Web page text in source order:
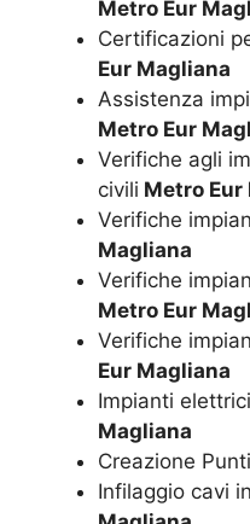
Metro Eur
Certificazioni
Eur Magliana
Assistenza
Metro Eur
Verifiche agli
civili Metro Eur
Verifiche
Magliana
Verifiche
Metro Eur
Verifiche
Eur Magliana
Impianti
Magliana
Creazione
Infilaggio cavi